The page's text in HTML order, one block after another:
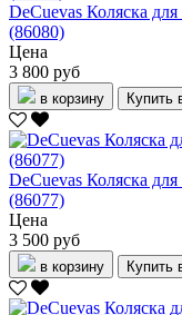
DeCuevas Коляска
(86080)
Цена
3 800 руб
в корзину Купить
DeCuevas Коляска
(86077)
Цена
3 500 руб
в корзину Купить